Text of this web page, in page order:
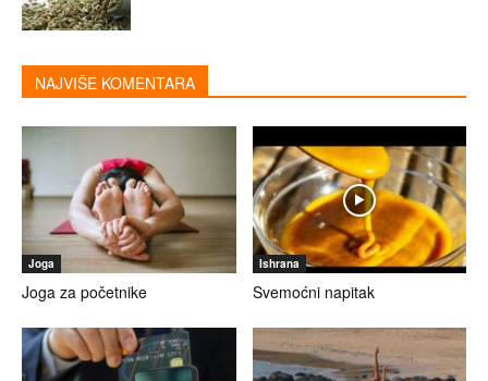
NAJVIŠE KOMENTARA
Joga
Joga za početnike
Ishrana
Svemoćni napitak